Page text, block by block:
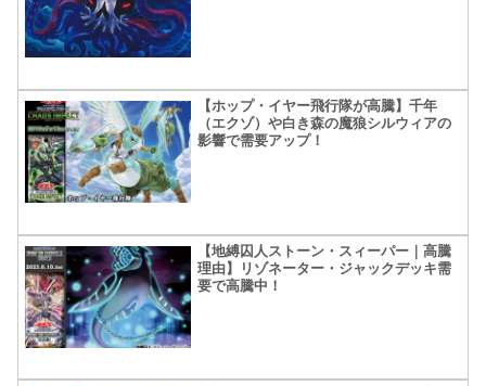
【ホップ・イヤー飛行隊が高騰】千年
（エクゾ）や白き森の魔狼シルウィアの
影響で需要アップ！
【地縛囚人ストーン・スィーパー｜高騰
理由】リゾネーター・ジャックデッキ需
要で高騰中！